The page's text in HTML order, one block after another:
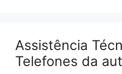
Assistência
Telefones da